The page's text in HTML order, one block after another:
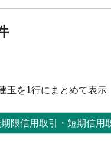
玉を1行にまとめて表示
限信用取引・短期信用